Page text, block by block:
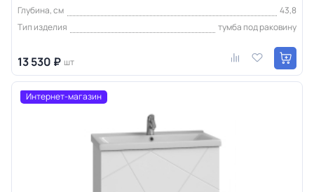
Глубина, см
43,8
Тип изделия
тумба под раковину
13 530 ₽ шт
Интернет-магазин